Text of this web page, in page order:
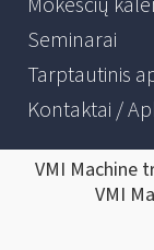
Seminarai
Tarptautinis
Kontaktai /
VMI Machine
VMI